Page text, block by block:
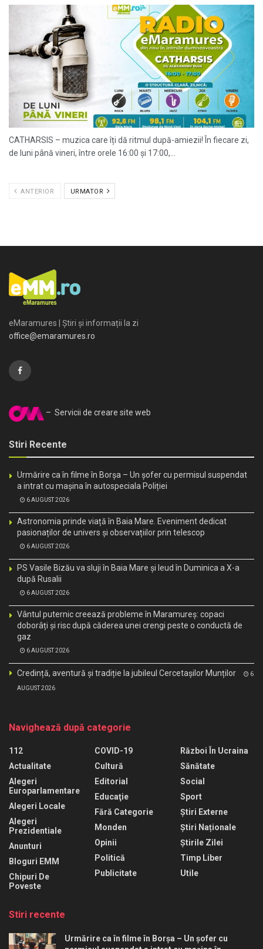
CATHARSIS – muzica care îți dă ritmul după-amiezii! În fiecare zi,
de luni până vineri, între orele 16:00 și 17:00,...
ANTERIOR URMATOR
eMaramures | Știri și informații la zi
office@emaramures.ro
– Servicii de creare site web
Stiri Recente
Urmărire ca în filme în Borșa – Un șofer cu permisul suspendat
a intrat cu mașina în autospeciala Poliției
6 AUGUST 2026
Astronomia prinde viață în Baia Mare. Eveniment dedicat
pasionaților de univers și observațiilor prin telescop
6 AUGUST 2026
PS Vasile Bizău va sluji în Baia Mare și Ieud în Duminica a X-a
după Rusalii
6 AUGUST 2026
Vântul puternic creează probleme în Maramureș: copaci
doborâți și risc după căderea unei crengi peste o conductă de
gaz
6 AUGUST 2026
Credință, aventură și tradiție la jubileul Cercetașilor Munților 6
AUGUST 2026
Navighează după categorie
112
Actualitate
Alegeri
Europarlamentare
Alegeri Locale
Alegeri
Prezidentiale
Anunturi
Bloguri EMM
Chipuri De
Poveste
COVID-19
Cultură
Editorial
Educaţie
Fără Categorie
Monden
Opinii
Politică
Publicitate
Război În Ucraina
Sănătate
Social
Sport
Știri Externe
Știri Naționale
Știrile Zilei
Timp Liber
Utile
Stiri recente
Urmărire ca în filme în Borșa – Un șofer cu